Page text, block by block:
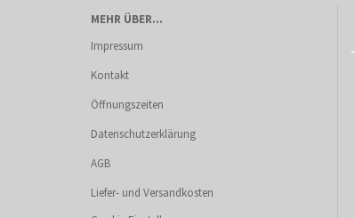
MEHR ÜBER...
Impressum
Kontakt
Öffnungszeiten
Datenschutzerklärung
AGB
Liefer- und Versandkosten